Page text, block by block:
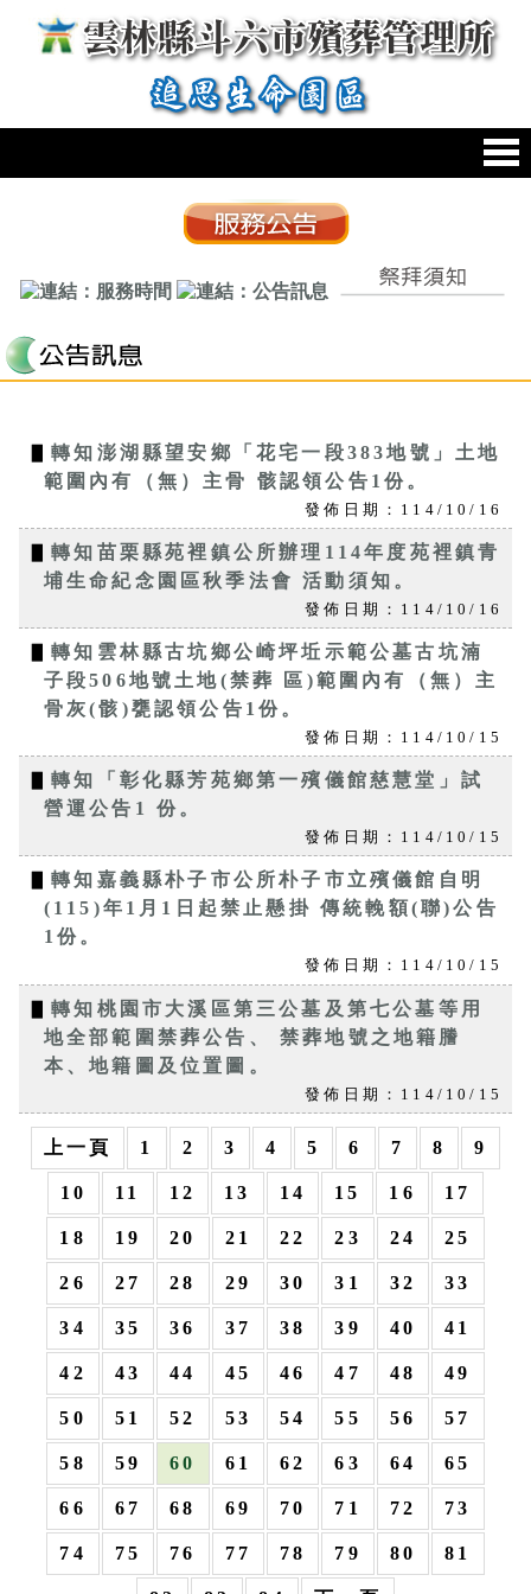
跳到主要內容區塊
▋轉知澎湖縣望安鄉「花宅一段383地號」土地
範圍內有（無）主骨 骸認領公告1份。
發佈日期：114/10/16
▋轉知苗栗縣苑裡鎮公所辦理114年度苑裡鎮青
埔生命紀念園區秋季法會 活動須知。
發佈日期：114/10/16
▋轉知雲林縣古坑鄉公崎坪坵示範公墓古坑湳
子段506地號土地(禁葬 區)範圍內有（無）主
骨灰(骸)甕認領公告1份。
發佈日期：114/10/15
▋轉知「彰化縣芳苑鄉第一殯儀館慈慧堂」試
營運公告1 份。
發佈日期：114/10/15
▋轉知嘉義縣朴子市公所朴子市立殯儀館自明
(115)年1月1日起禁止懸掛 傳統輓額(聯)公告
1份。
發佈日期：114/10/15
▋轉知桃園市大溪區第三公墓及第七公墓等用
地全部範圍禁葬公告、 禁葬地號之地籍謄
本、地籍圖及位置圖。
發佈日期：114/10/15
上一頁 1 2 3 4 5 6 7 8 9
10 11 12 13 14 15 16 17
18 19 20 21 22 23 24 25
26 27 28 29 30 31 32 33
34 35 36 37 38 39 40 41
42 43 44 45 46 47 48 49
50 51 52 53 54 55 56 57
58 59 60 61 62 63 64 65
66 67 68 69 70 71 72 73
74 75 76 77 78 79 80 81